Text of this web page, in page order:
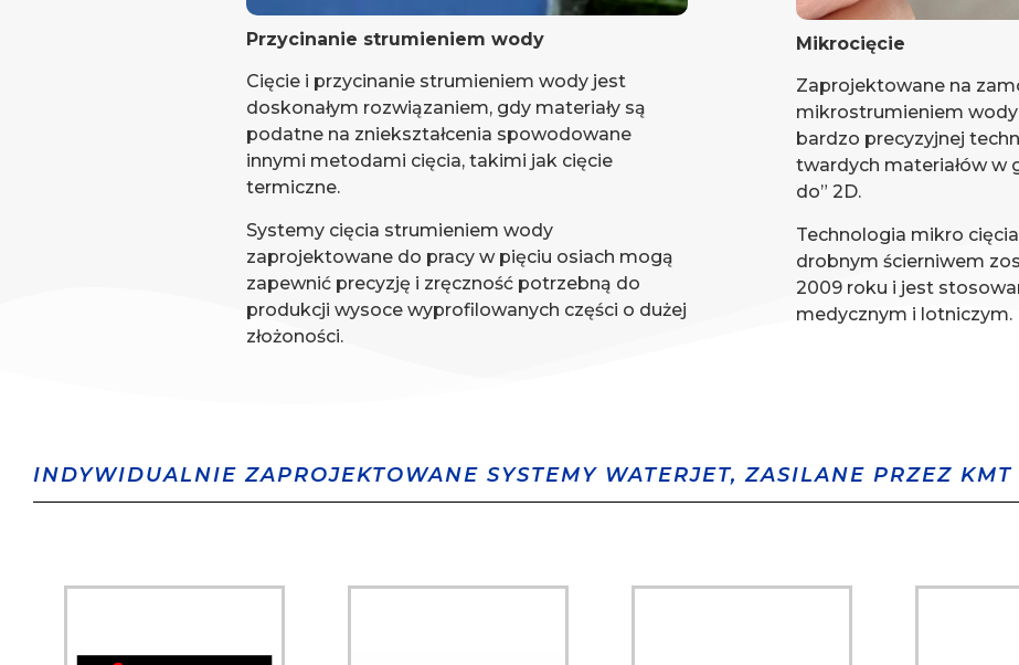
Przycinanie strumieniem wody
Cięcie i przycinanie strumieniem wody jest
doskonałym rozwiązaniem, gdy materiały są
podatne na zniekształcenia spowodowane
innymi metodami cięcia, takimi jak cięcie
termiczne.
Systemy cięcia strumieniem wody
zaprojektowane do pracy w pięciu osiach mogą
zapewnić precyzję i zręczność potrzebną do
produkcji wysoce wyprofilowanych części o dużej
złożoności.
Mikrocięcie
Zaprojektowane na
mikrostrumieniem
bardzo precyzyjnej
twardych materiałów w
do” 2D.
Technologia mikro
drobnym ścierniwem
2009 roku i jest
medycznym i lotniczym.
INDYWIDUALNIE ZAPROJEKTOWANE SYSTEMY WATERJET, ZASILANE PRZEZ KMT